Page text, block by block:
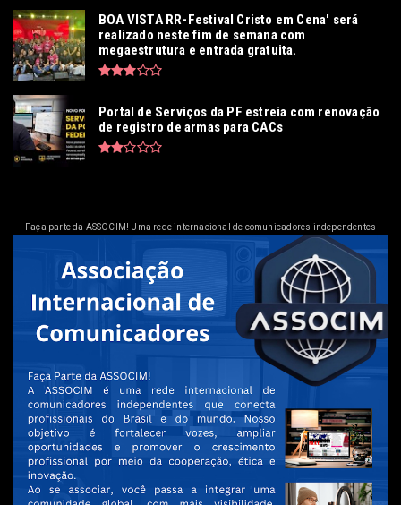
BOA VISTA RR-Festival Cristo em Cena' será
realizado neste fim de semana com
megaestrutura e entrada gratuita.
Portal de Serviços da PF estreia com renovação
de registro de armas para CACs
- Faça parte da ASSOCIM! Uma rede internacional de comunicadores independentes -